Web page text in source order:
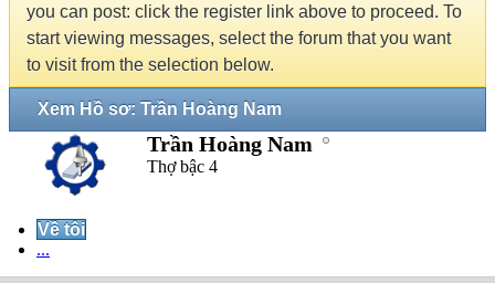
you can post: click the register link above to proceed. To
start viewing messages, select the forum that you want
to visit from the selection below.
Xem Hồ sơ: Trần Hoàng Nam
Trần Hoàng Nam
Thợ bậc 4
Về tôi
...